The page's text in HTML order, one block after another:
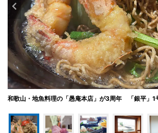
和歌山・地魚料理の「愚庵本店」が3周年 「銀平」1